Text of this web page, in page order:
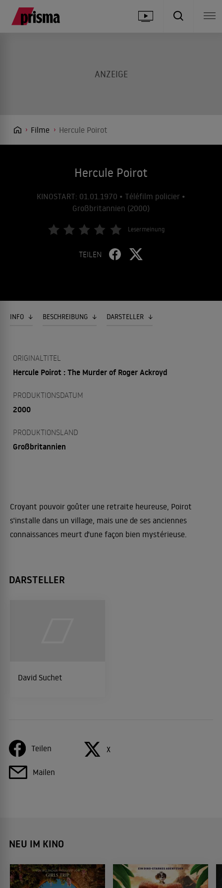
Filme Hercule Poirot
Hercule Poirot
KINOSTART: 01.01.1970 • Téléfilm policier •
Großbritannien (2000)
Lesermeinung
TEILEN
INFO BESCHREIBUNG DARSTELLER
ORIGINALTITEL
Hercule Poirot : The Murder of Roger Ackroyd
PRODUKTIONSDATUM
2000
PRODUKTIONSLAND
Großbritannien
Croyant pouvoir goûter une retraite heureuse, Poirot
s'installe dans un village, mais une de ses anciennes
connaissances meurt d'une façon bien mystérieuse.
DARSTELLER
David Suchet
Teilen X
Mailen
NEU IM KINO